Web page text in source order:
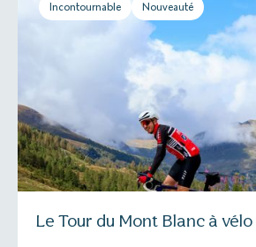
Incontournable Nouveauté
Le Tour du Mont Blanc à vélo